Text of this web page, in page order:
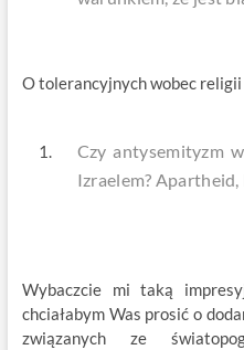
O tolerancyjnych wobec religii
Czy antysemityzm
Izraelem?
Wybaczcie mi taką
chciałabym Was prosić o
związanych ze